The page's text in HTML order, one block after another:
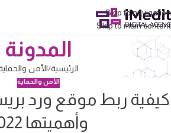
Skip to navigation
Skip to main content
المدونة
الرئيسية الأمن
الأمن والحماية
كيفية ربط موقع ورد
وأهميتها 2022